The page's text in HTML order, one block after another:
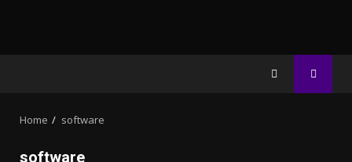
Home software
software